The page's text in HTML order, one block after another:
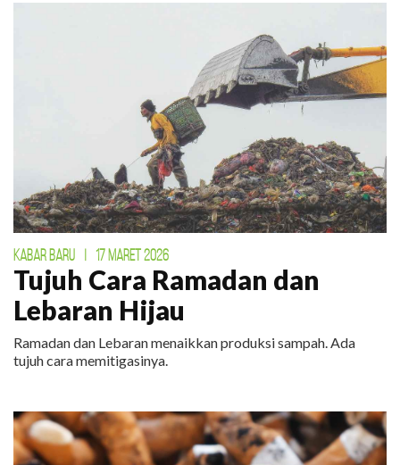
KABAR BARU | 17 MARET 2026
Tujuh Cara Ramadan dan
Lebaran Hijau
Ramadan dan Lebaran menaikkan produksi sampah. Ada
tujuh cara memitigasinya.